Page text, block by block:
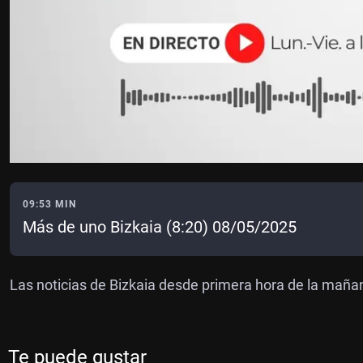
09:53 MIN
Más de uno Bizkaia (8:20) 08/05/2025
Las noticias de Bizkaia desde primera hora de la
Te puede gustar